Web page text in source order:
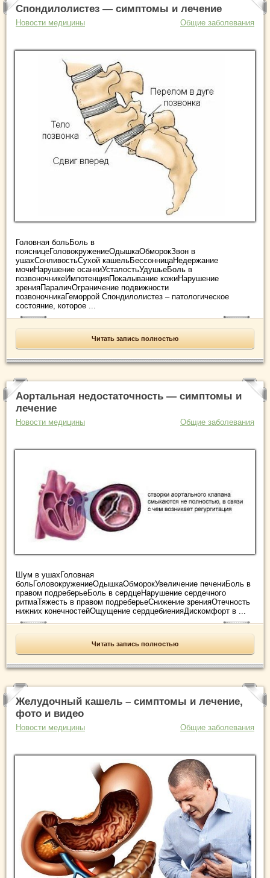
Спондилолистез — симптомы и лечение
Новости медицины Общие заболевания
Головная больБоль в
поясницеГоловокружениеОдышкаОбморокЗвон в
ушахСонливостьСухой кашельБессонницаНедержание
мочиНарушение осанкиУсталостьУдушьеБоль в
позвоночникеИмпотенцияПокалывание кожиНарушение
зренияПараличОграничение подвижности
позвоночникаГеморрой Спондилолистез – патологическое
состояние, которое ...
Читать запись полностью
Аортальная недостаточность — симптомы и
лечение
Новости медицины Общие заболевания
Шум в ушахГоловная
больГоловокружениеОдышкаОбморокУвеличение печениБоль в
правом подреберьеБоль в сердцеНарушение сердечного
ритмаТяжесть в правом подреберьеСнижение зренияОтечность
нижних конечностейОщущение сердцебиенияДискомфорт в ...
Читать запись полностью
Желудочный кашель – симптомы и лечение,
фото и видео
Новости медицины Общие заболевания